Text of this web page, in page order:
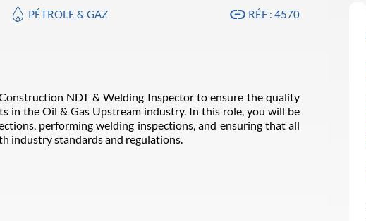
PÉTROLE & GAZ RÉF : 4570
NDT & Welding Inspector to ensure the quality
in the Oil & Gas Upstream industry. In this role, you will be
performing welding inspections, and ensuring that all
industry standards and regulations.